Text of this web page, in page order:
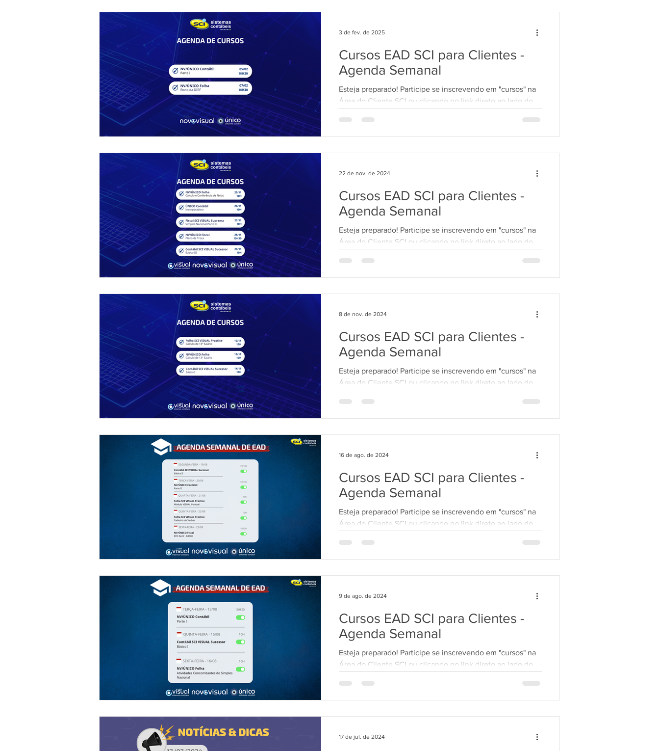
Cursos EAD SCI para Clientes -
Agenda Semanal
Esteja preparado! Participe se inscrevendo em "cursos" na
Área do Cliente SCI ou clicando no link direto ao lado do
3 de fev. de 2025
Cursos EAD SCI para Clientes -
Agenda Semanal
Esteja preparado! Participe se inscrevendo em "cursos" na
Área do Cliente SCI ou clicando no link direto ao lado do
22 de nov. de 2024
Cursos EAD SCI para Clientes -
Agenda Semanal
Esteja preparado! Participe se inscrevendo em "cursos" na
Área do Cliente SCI ou clicando no link direto ao lado do
8 de nov. de 2024
Cursos EAD SCI para Clientes -
Agenda Semanal
Esteja preparado! Participe se inscrevendo em "cursos" na
Área do Cliente SCI ou clicando no link direto ao lado do
16 de ago. de 2024
Cursos EAD SCI para Clientes -
Agenda Semanal
Esteja preparado! Participe se inscrevendo em "cursos" na
Área do Cliente SCI ou clicando no link direto ao lado do
9 de ago. de 2024
17 de jul. de 2024